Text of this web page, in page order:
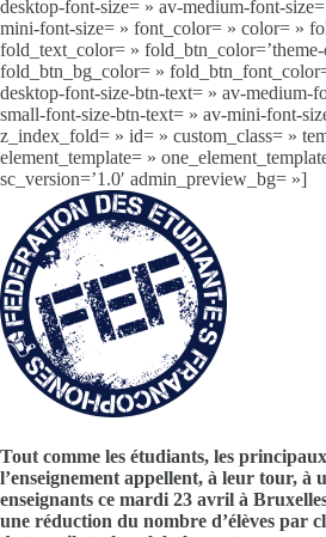
desktop-font-size= » av-medium-font-
mini-font-size= » font_color= » color= »
fold_text_color= » fold_btn_color=’theme-
fold_btn_bg_color= »
desktop-font-size-btn-text= » av-medium-
small-font-size-btn-text= » av-mini-font-
z_index_fold= » id= » custom_class= »
element_template= »
sc_version=’1.0′ admin_preview_bg= »]
Tout comme les étudiants, les
l’enseignement appellent, à leur tour, à
enseignants ce mardi 23 avril à
une réduction du nombre d’élèves par